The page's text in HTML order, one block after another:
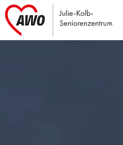
Julie-Kolb-